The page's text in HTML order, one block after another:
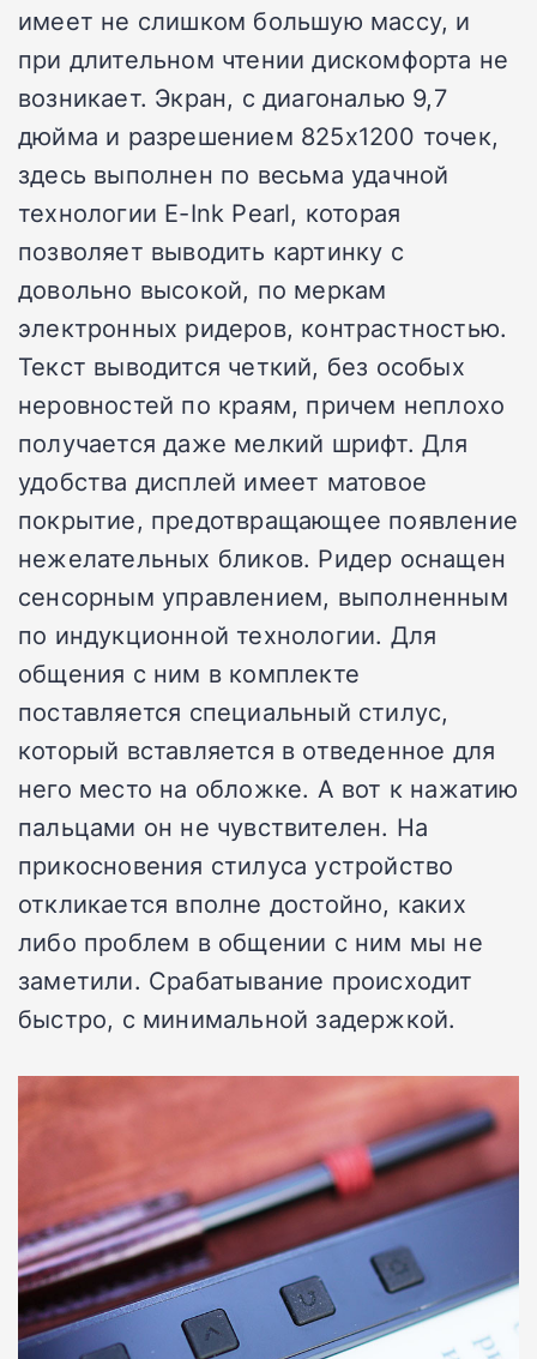
имеет не слишком большую массу, и
при длительном чтении дискомфорта не
возникает. Экран, с диагональю 9,7
дюйма и разрешением 825х1200 точек,
здесь выполнен по весьма удачной
технологии E-Ink Pearl, которая
позволяет выводить картинку с
довольно высокой, по меркам
электронных ридеров, контрастностью.
Текст выводится четкий, без особых
неровностей по краям, причем неплохо
получается даже мелкий шрифт. Для
удобства дисплей имеет матовое
покрытие, предотвращающее появление
нежелательных бликов. Ридер оснащен
сенсорным управлением, выполненным
по индукционной технологии. Для
общения с ним в комплекте
поставляется специальный стилус,
который вставляется в отведенное для
него место на обложке. А вот к нажатию
пальцами он не чувствителен. На
прикосновения стилуса устройство
откликается вполне достойно, каких
либо проблем в общении с ним мы не
заметили. Срабатывание происходит
быстро, с минимальной задержкой.